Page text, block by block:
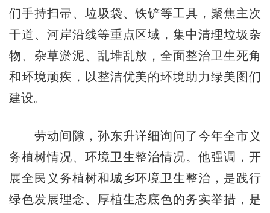
们手持扫帚、垃圾袋、铁铲等工具，聚焦主次
干道、河岸沿线等重点区域，集中清理垃圾杂
物、杂草淤泥、乱堆乱放，全面整治卫生死角
和环境顽疾，以整洁优美的环境助力绿美图们
建设。
劳动间隙，孙东升详细询问了今年全市义
务植树情况、环境卫生整治情况。他强调，开
展全民义务植树和城乡环境卫生整治，是践行
绿色发展理念、厚植生态底色的务实举措，是